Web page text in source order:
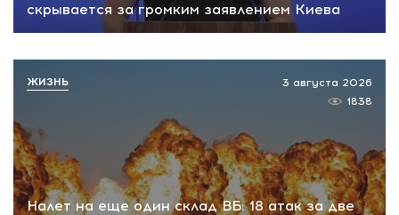
скрывается за громким заявлением Киева
Налет на еще один склад ВБ: 18 атак за две
3 августа 2026
1838
ЖИЗНЬ